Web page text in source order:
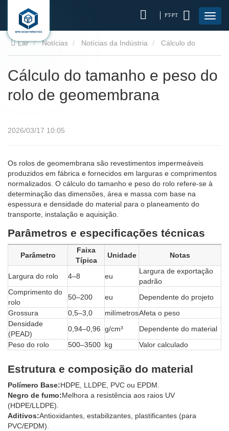
PT-PT
Lar Notícias Notícias da Indústria
tamanho e peso do rolo de geomembrana
Cálculo do tamanho e peso do
rolo de geomembrana
2026/03/17 10:05
Os rolos de geomembrana são revestimentos impermeáveis ​​
produzidos em fábrica e fornecidos em larguras e comprimentos
normalizados. O cálculo do tamanho e peso do rolo refere-se à
determinação das dimensões, área e massa com base na
espessura e densidade do material para o planeamento do
transporte, instalação e aquisição.
Parâmetros e especificações técnicas
Parâmetro
Faixa
Típica
Unidade Notas
Largura do rolo 4–8 eu
Largura de exportação
padrão
Comprimento do
rolo
50–200 eu
Dependente do projeto
Grossura
0,5–3,0 milímetrosAfeta o peso
Densidade
(PEAD)
0,94–0,96 g/cm³
Dependente do material
Peso do rolo
500–3500 kg Valor calculado
Estrutura e composição do material
Polímero Base:HDPE, LLDPE, PVC ou EPDM.
Negro de fumo:Melhora a resistência aos raios UV
(HDPE/LLDPE).
Aditivos:Antioxidantes, estabilizantes, plastificantes (para
PVC/EPDM).